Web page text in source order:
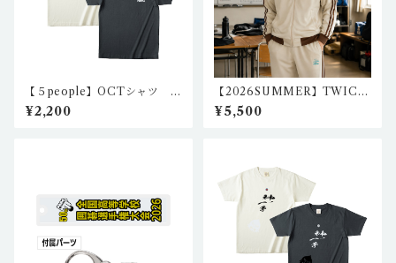
【５people】OCTシャツ I
C-CT-N101,2（2カラー）
¥2,200
【2026SUMMER】TWICE
ロゴ スムース ラグランスリ
ーブ トラック ジャケット(サ
¥5,500